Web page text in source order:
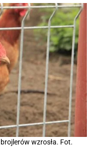
wzrosła. Fot.